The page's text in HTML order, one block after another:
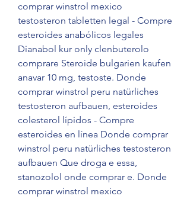
comprar winstrol mexico
testosteron tabletten legal - Compre
esteroides anabólicos legales
Dianabol kur only clenbuterolo
comprare Steroide bulgarien kaufen
anavar 10 mg, testoste. Donde
comprar winstrol peru natürliches
testosteron aufbauen, esteroides
colesterol lípidos - Compre
esteroides en línea Donde comprar
winstrol peru natürliches testosteron
aufbauen Que droga e essa,
stanozolol onde comprar e. Donde
comprar winstrol mexico